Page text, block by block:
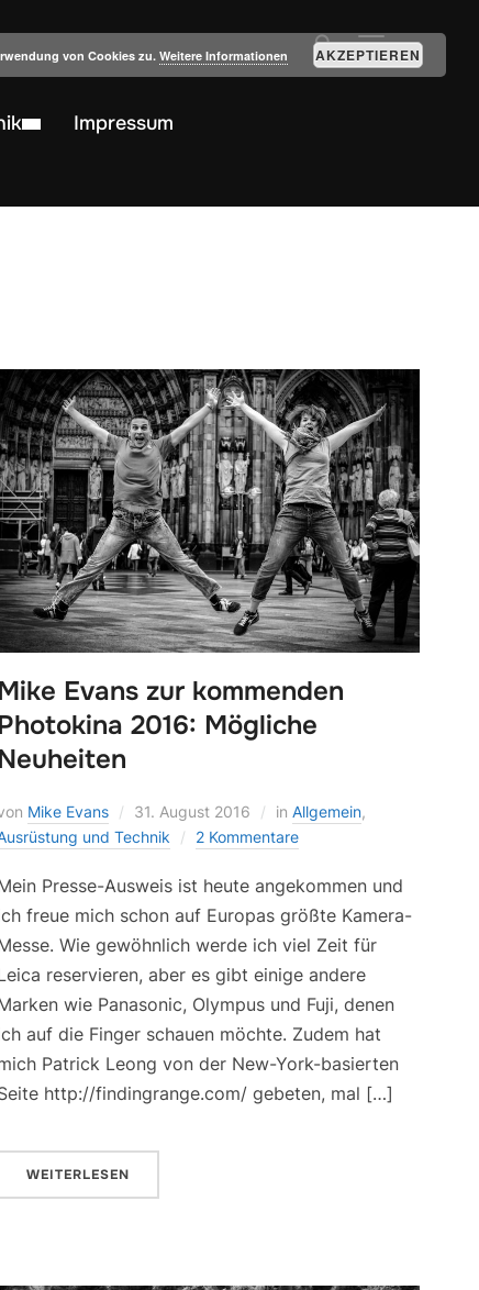
Impressum
Evans zur kommenden
2016: Mögliche
Mike Evans 31. August 2016 in Allgemein,
und Technik
2 Kommentare
Presse-Ausweis ist heute angekommen und
freue mich schon auf Europas größte Kamera-
Wie gewöhnlich werde ich viel Zeit für
reservieren, aber es gibt einige andere
wie Panasonic, Olympus und Fuji, denen
auf die Finger schauen möchte. Zudem hat
Patrick Leong von der New-York-basierten
http://findingrange.com/ gebeten, mal […]
WEITERLESEN
von Cookies zu.Weitere Informationen AKZEPTIEREN